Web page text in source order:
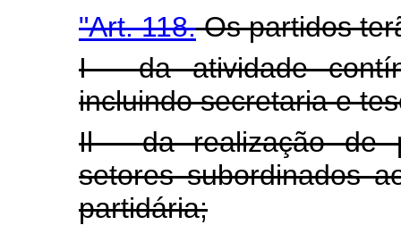
"Art. 118.Os partidos
I - da atividade
incluindo secretaria e
Il - da realização de
setores subordinados
partidária;